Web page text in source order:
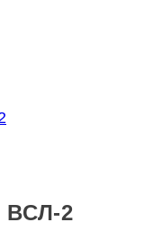
ВСЛ-2